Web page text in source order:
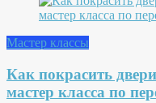
Мастер классы
Как покрасить
мастер класса по